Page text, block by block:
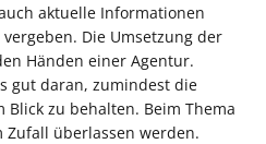
aktuelle Informationen
Die Umsetzung der
Händen einer Agentur.
gut daran, zumindest die
zu behalten. Beim Thema
überlassen werden.